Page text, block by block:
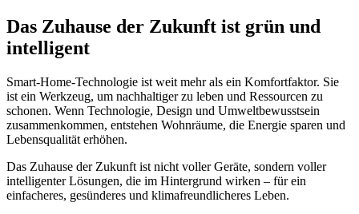
Das Zuhause der Zukunft ist grün und
intelligent
Smart-Home-Technologie ist weit mehr als ein Komfortfaktor. Sie
ist ein Werkzeug, um nachhaltiger zu leben und Ressourcen zu
schonen. Wenn Technologie, Design und Umweltbewusstsein
zusammenkommen, entstehen Wohnräume, die Energie sparen und
Lebensqualität erhöhen.
Das Zuhause der Zukunft ist nicht voller Geräte, sondern voller
intelligenter Lösungen, die im Hintergrund wirken – für ein
einfacheres, gesünderes und klimafreundlicheres Leben.